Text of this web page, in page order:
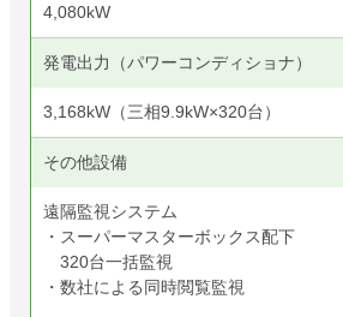
4,080kW
発電出力（パワーコンディショナ）
3,168kW（三相9.9kW×320台）
その他設備
遠隔監視システム
・スーパーマスターボックス配下
320台一括監視
・数社による同時閲覧監視